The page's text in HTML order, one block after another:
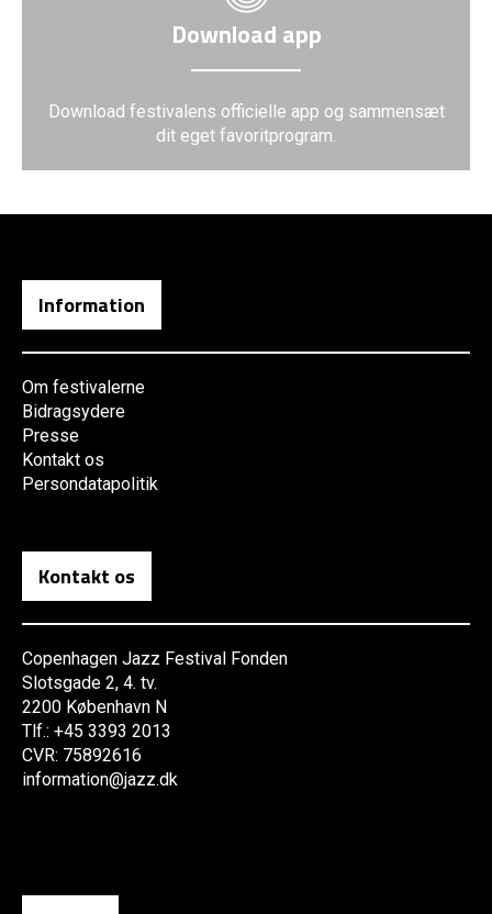
Download app
Download festivalens officielle app og sammensæt
dit eget favoritprogram.
Information
Om festivalerne
Bidragsydere
Presse
Kontakt os
Persondatapolitik
Kontakt os
Copenhagen Jazz Festival Fonden
Slotsgade 2, 4. tv.
2200 København N
Tlf.: +45 3393 2013
CVR: 75892616
information@jazz.dk